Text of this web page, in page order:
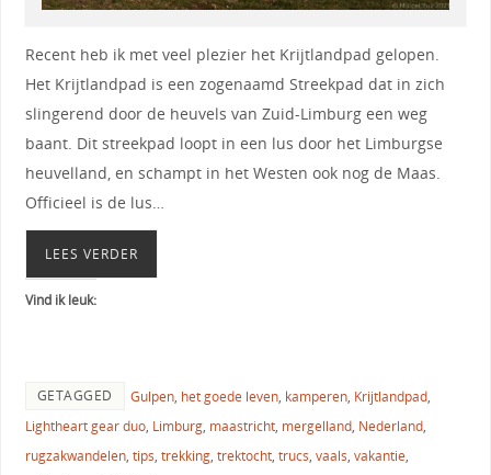
Recent heb ik met veel plezier het Krijtlandpad gelopen.
Het Krijtlandpad is een zogenaamd Streekpad dat in zich
slingerend door de heuvels van Zuid-Limburg een weg
baant. Dit streekpad loopt in een lus door het Limburgse
heuvelland, en schampt in het Westen ook nog de Maas.
Officieel is de lus…
LEES VERDER
Vind ik leuk:
GETAGGED Gulpen, het goede leven, kamperen, Krijtlandpad,
Lightheart gear duo, Limburg, maastricht, mergelland, Nederland,
rugzakwandelen, tips, trekking, trektocht, trucs, vaals, vakantie,